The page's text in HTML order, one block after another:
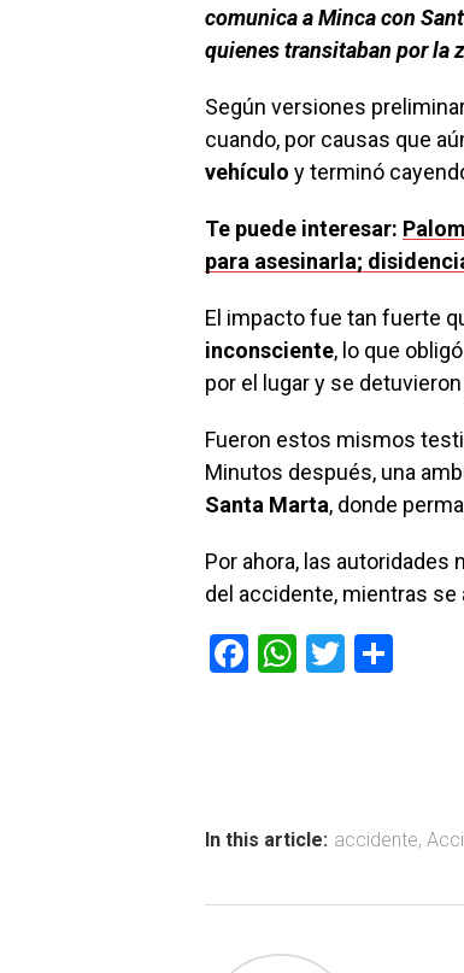
comunica a Minca con
quienes transitaban por la
Según versiones
cuando, por causas que
vehículo y terminó
Te puede interesar:
para asesinarla;
El impacto fue tan fuerte
inconsciente, lo que
por el lugar y se
Fueron estos mismos
Minutos después, una
Santa Marta, donde
Por ahora, las
del accidente, mientras
F
ok
W
p
T
tir
In this article: accidente,